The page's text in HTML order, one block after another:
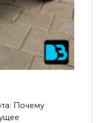
Почему